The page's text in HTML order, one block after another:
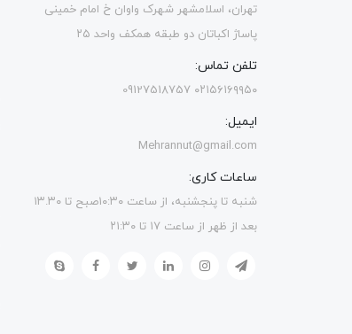
تهران، اسلامشهر شهرک واوان خ امام خمینی
پاساژ اکباتان دو طبقه همکف واحد ۲۵
تلفن تماس:
۰۲۱۵۶۱۶۹۹۵۰ 09127518757
ایمیل:
Mehrannut@gmail.com
ساعات کاری:
شنبه تا پنجشنبه، از ساعت ۱۰:۳۰صبح تا ۱۳.۳۰
بعد از ظهر از ساعت ۱۷ تا ۲۱:۳۰